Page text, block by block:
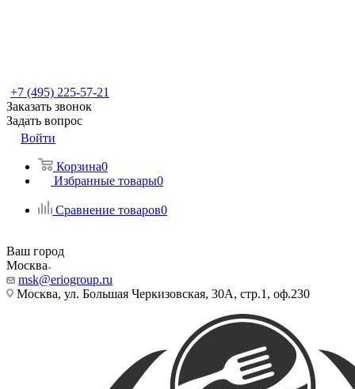
+7 (495) 225-57-21
Заказать звонок
Задать вопрос
Войти
Корзина0
Избранные товары0
Сравнение товаров0
Ваш город
Москва
msk@eriogroup.ru
Москва, ул. Большая Черкизовская, 30А, стр.1, оф.230